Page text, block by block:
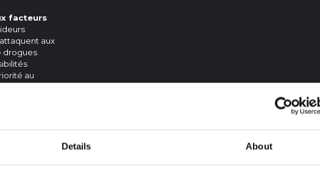
Details About
facteurs
aux
drogues
au
et aux
systèmes
plutôt que
de
sur
les
les